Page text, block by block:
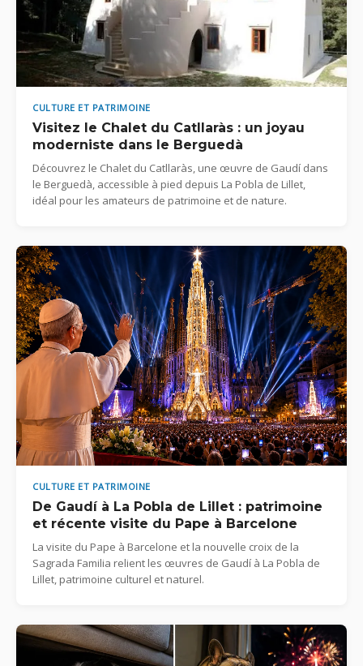
CULTURE ET PATRIMOINE
Visitez le Chalet du Catllaràs : un joyau
moderniste dans le Berguedà
Découvrez le Chalet du Catllaràs, une œuvre de Gaudí dans
le Berguedà, accessible à pied depuis La Pobla de Lillet,
idéal pour les amateurs de patrimoine et de nature.
CULTURE ET PATRIMOINE
De Gaudí à La Pobla de Lillet : patrimoine
et récente visite du Pape à Barcelone
La visite du Pape à Barcelone et la nouvelle croix de la
Sagrada Familia relient les œuvres de Gaudí à La Pobla de
Lillet, patrimoine culturel et naturel.